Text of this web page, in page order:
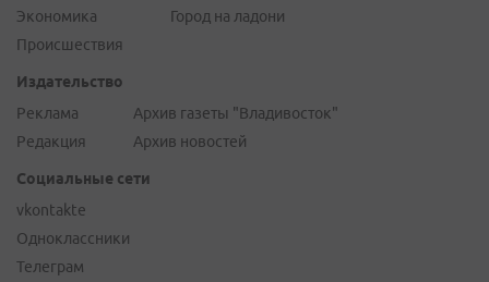
Экономика
Происшествия
Город на ладони
Издательство
Реклама
Редакция
Архив газеты "Владивосток"
Архив новостей
Социальные сети
vkontakte
Одноклассники
Телеграм